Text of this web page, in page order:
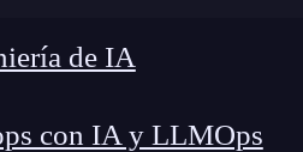
de IA
con IA y LLMOps